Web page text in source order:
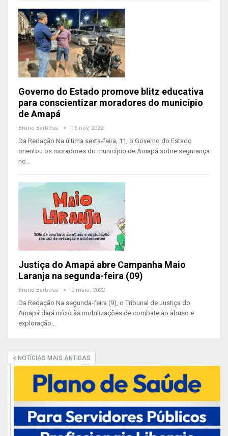
Governo do Estado promove blitz educativa
para conscientizar moradores do município
de Amapá
Bruno Barbosa 16 nov, 2022
Da Redação Na última sexta-feira, 11, o Governo do Estado
orientou os moradores do município de Amapá sobre segurança
no…
Justiça do Amapá abre Campanha Maio
Laranja na segunda-feira (09)
Bruno Barbosa 9 maio, 2022
Da Redação Na segunda-feira (9), o Tribunal de Justiça do
Amapá dará início às mobilizações de combate ao abuso e
exploração…
NOTÍCIAS MAIS ANTIGAS